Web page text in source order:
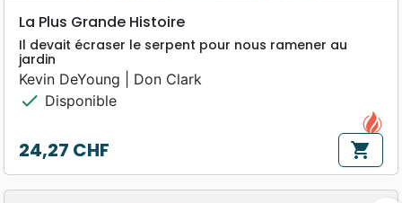
La Plus Grande Histoire
Il devait écraser le serpent pour nous ramener au
jardin
Kevin DeYoung | Don Clark
check Disponible
Prix
24,27 CHF shopping_cart